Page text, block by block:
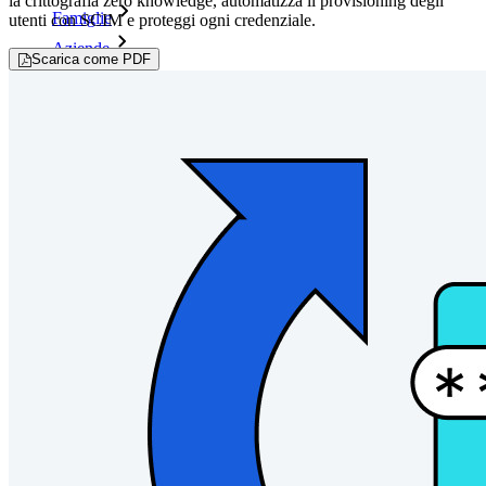
Famiglie
Aziende
Scopri Secrets Manager
Gestione dei segreti con crittografia end-to-end per team di
sviluppo, DevOps e IT.
Passwordless.dev e passkey
Sblocca le funzionalità passkey e molto altro con poche righe
Documentazione per sviluppatori
utenti con SCIM e proteggi ogni credenziale.
Scarica come PDF